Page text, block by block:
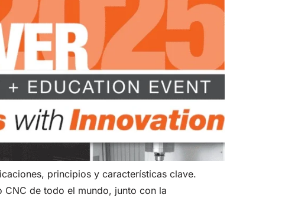
principios y características clave.
CNC de todo el mundo, junto con la